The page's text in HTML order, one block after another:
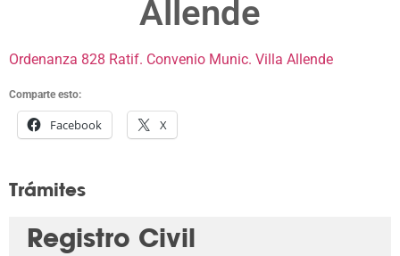
Allende
Ordenanza 828 Ratif. Convenio Munic. Villa Allende
Comparte esto:
Facebook X
Trámites
Registro Civil